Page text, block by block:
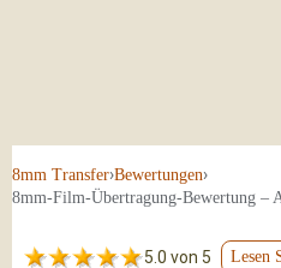
8mm Transfer›Bewertungen›
8mm-Film-Übertragung-Bewertung –
5.0 von 5 Lesen